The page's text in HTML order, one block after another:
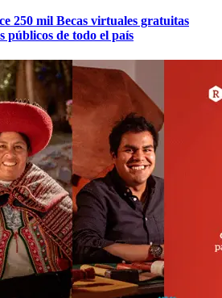
250 mil Becas virtuales gratuitas
públicos de todo el país